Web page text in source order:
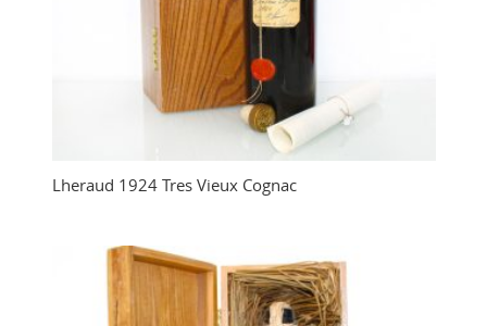
Lheraud 1924 Tres Vieux Cognac